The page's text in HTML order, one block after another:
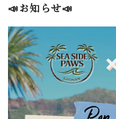
📣お知らせ📣